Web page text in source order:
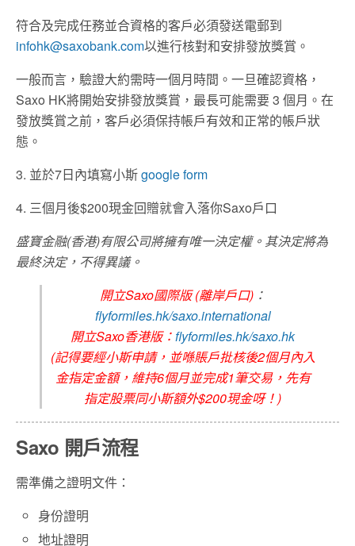
符合及完成任務並合資格的客戶必須發送電郵到
infohk@saxobank.com以進行核對和安排發放獎賞。
一般而言，驗證大約需時一個月時間。一旦確認資格，
Saxo HK將開始安排發放獎賞，最長可能需要 3 個月。在
發放獎賞之前，客戶必須保持帳戶有效和正常的帳戶狀
態。
3. 並於7日內填寫小斯google form
4. 三個月後$200現金回贈就會入落你Saxo戶口
盛寶金融(香港)有限公司將擁有唯一決定權。其決定將為
最終決定，不得異議。
開立Saxo國際版 (離岸戶口)：
flyformiles.hk/saxo.international
開立Saxo香港版：flyformiles.hk/saxo.hk
(記得要經小斯申請，並喺賬戶批核後2個月內入
金指定金額，維持6個月並完成1筆交易，先有
指定股票同小斯額外$200現金呀！)
Saxo 開戶流程
需準備之證明文件：
身份證明
地址證明